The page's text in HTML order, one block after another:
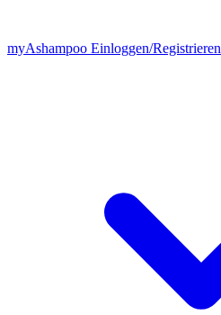
myAshampoo Einloggen/Registrieren